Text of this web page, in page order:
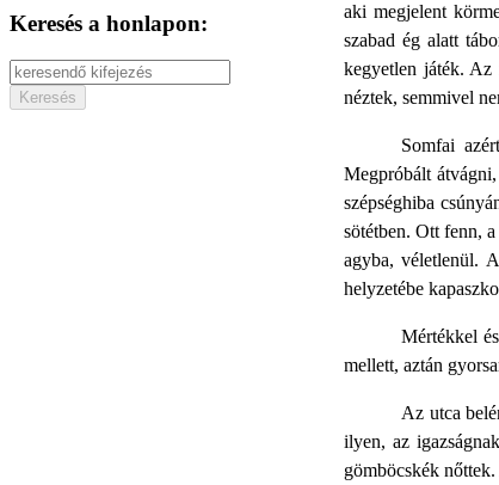
Keresés a honlapon:
aki megjelent
szabad ég alatt
kegyetlen játék. Az
néztek, semmivel
Somfai
Megpróbált
szépséghiba
sötétben. Ott fenn,
agyba, véletlenül.
helyzetébe
Mértékkel
mellett, aztán
Az utca
ilyen, az
gömböcskék